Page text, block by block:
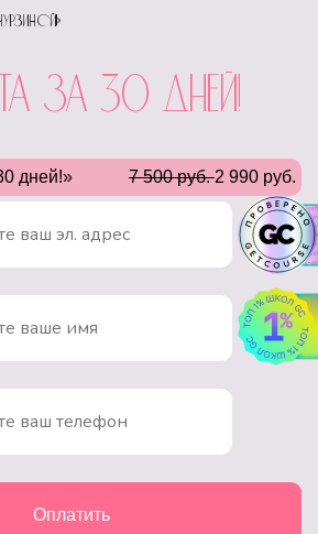
за 30 дней!
дней!» 7 500 руб.2 990 руб.
Оплатить